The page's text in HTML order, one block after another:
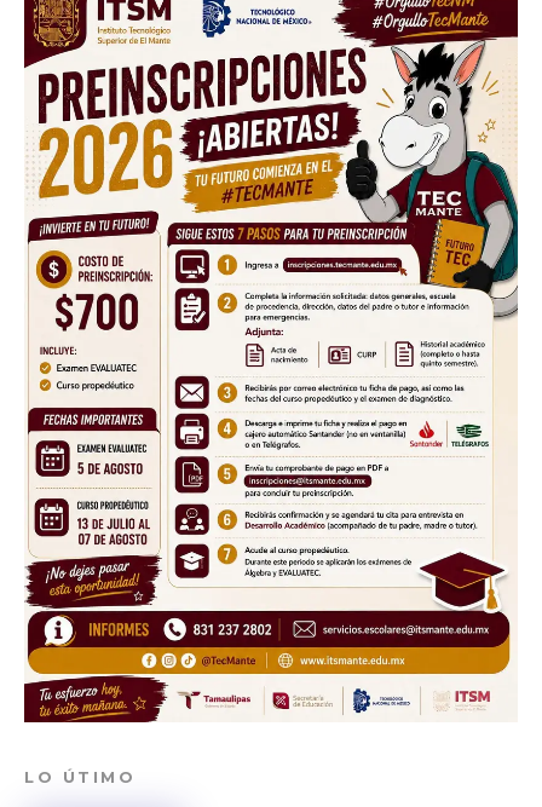
Facebook
Twitter
EmailWhatsApp
Copy
Link
Gmail
Telegram
Don't miss
out!
Sing up for our newsletter
to stay in the loop.
SUBSCRIBE
LO ÚTIMO